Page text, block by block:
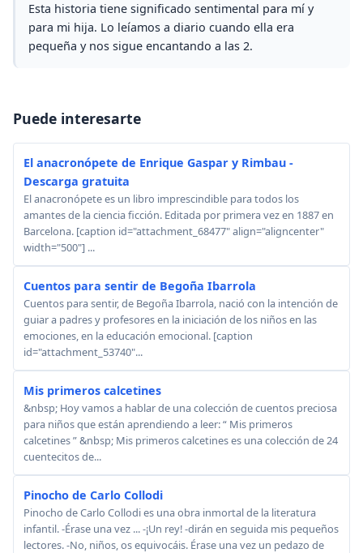
Esta historia tiene significado sentimental para mí y
para mi hija. Lo leíamos a diario cuando ella era
pequeña y nos sigue encantando a las 2.
Puede interesarte
El anacronópete de Enrique Gaspar y Rimbau -
Descarga gratuita
El anacronópete es un libro imprescindible para todos los
amantes de la ciencia ficción. Editada por primera vez en 1887 en
Barcelona. [caption id="attachment_68477" align="aligncenter"
width="500"] ...
Cuentos para sentir de Begoña Ibarrola
Cuentos para sentir, de Begoña Ibarrola, nació con la intención de
guiar a padres y profesores en la iniciación de los niños en las
emociones, en la educación emocional. [caption
id="attachment_53740"...
Mis primeros calcetines
&nbsp; Hoy vamos a hablar de una colección de cuentos preciosa
para niños que están aprendiendo a leer: “ Mis primeros
calcetines ” &nbsp; Mis primeros calcetines es una colección de 24
cuentecitos de...
Pinocho de Carlo Collodi
Pinocho de Carlo Collodi es una obra inmortal de la literatura
infantil. -Érase una vez ... -¡Un rey! -dirán en seguida mis pe­queños
lectores. -No, niños, os equivocáis. Érase una vez un pedazo de